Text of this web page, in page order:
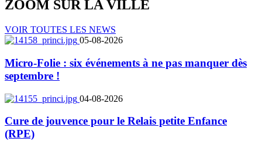
ZOOM SUR LAVILLE
VOIR TOUTES LES NEWS
05-08-2026
Micro-Folie : six événements à ne pas manquer dès
septembre !
04-08-2026
Cure de jouvence pour le Relais petite Enfance
(RPE)